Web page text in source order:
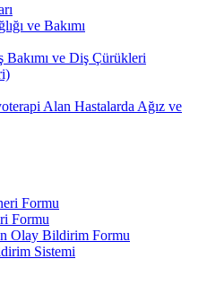
ve Bakımı
ve Diş Çürükleri
Alan Hastalarda Ağız ve
Formu
Formu
Olay Bildirim Formu
Sistemi